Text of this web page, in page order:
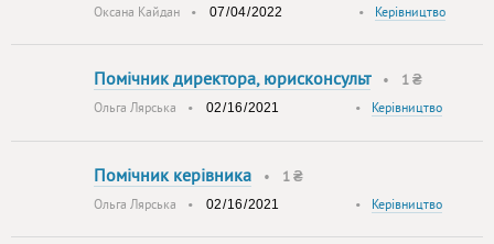
Оксана Кайдан • • Керівництво
Помічник директора, юрисконсульт• 1 ₴
Ольга Лярська • • Керівництво
Помічник керівника • 1 ₴
Ольга Лярська • • Керівництво